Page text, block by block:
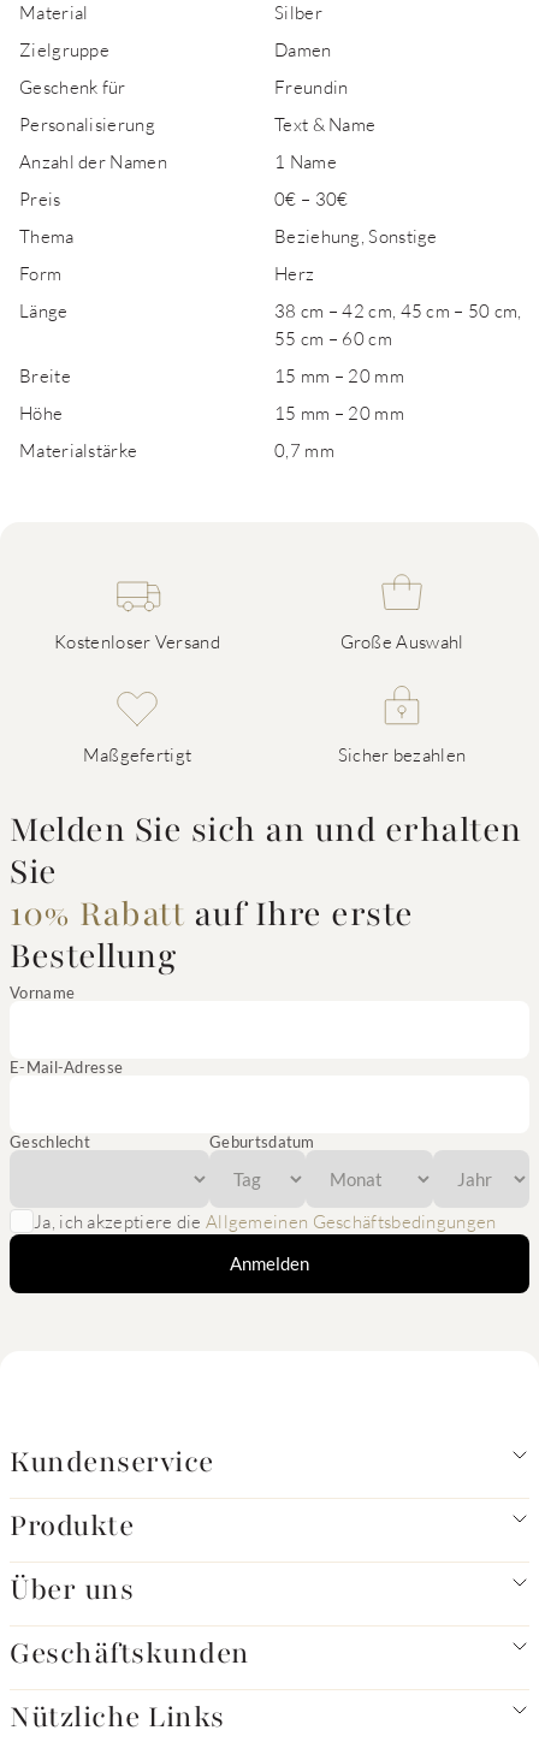
Material
Silber
Zielgruppe
Damen
Geschenk für
Freundin
Personalisierung
Text & Name
Anzahl der Namen
1 Name
Preis
0€ – 30€
Thema
Beziehung, Sonstige
Form
Herz
Länge
38 cm – 42 cm, 45 cm – 50 cm,
55 cm – 60 cm
Breite
15 mm – 20 mm
Höhe
15 mm – 20 mm
Materialstärke
0,7 mm
Kostenloser Versand Große Auswahl
Maßgefertigt Sicher bezahlen
Melden Sie sich an und erhalten
Sie
10% Rabatt auf Ihre erste
Bestellung
Vorname
E-Mail-Adresse
Geschlecht Geburtsdatum
Ja, ich akzeptiere die Allgemeinen Geschäftsbedingungen
Anmelden
Kundenservice
Produkte
Über uns
Geschäftskunden
Nützliche Links